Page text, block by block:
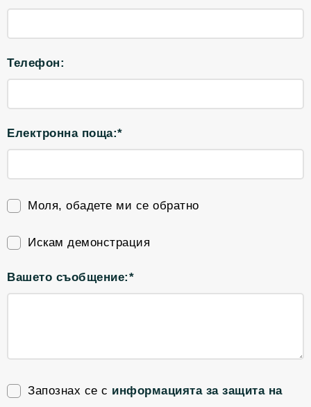
Телефон:
Електронна поща:*
Моля, обадете ми се обратно
Искам демонстрация
Вашето съобщение:*
Запознах се с информацията за защита на